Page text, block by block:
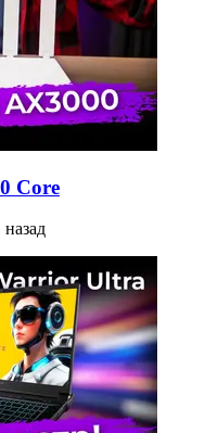
Core
назад